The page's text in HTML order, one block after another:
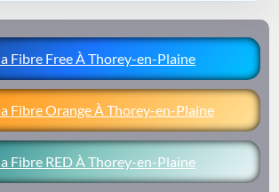
Fibre Free À Thorey-en-Plaine
Fibre Orange À Thorey-en-Plaine
Fibre RED À Thorey-en-Plaine